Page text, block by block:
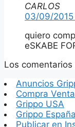
CARLOS
03/09/
quiero
eSKABE
Los
Anuncios
Compra
Grippo USA
Grippo España
Publicar en